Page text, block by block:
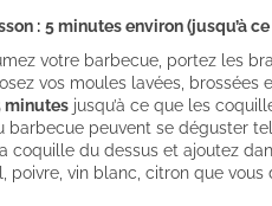
: 5 minutes environ (jusqu’à
votre barbecue, portez les
vos moules lavées,
minutes jusqu’à ce que les
barbecue peuvent se déguster
coquille du dessus et ajoutez
poivre, vin blanc, citron que